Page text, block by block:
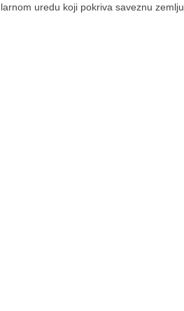
uredu koji pokriva saveznu zemlju